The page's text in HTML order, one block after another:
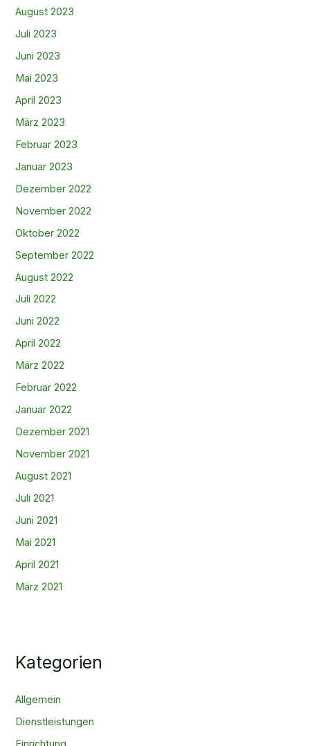
August 2023
Juli 2023
Juni 2023
Mai 2023
April 2023
März 2023
Februar 2023
Januar 2023
Dezember 2022
November 2022
Oktober 2022
September 2022
August 2022
Juli 2022
Juni 2022
April 2022
März 2022
Februar 2022
Januar 2022
Dezember 2021
November 2021
August 2021
Juli 2021
Juni 2021
Mai 2021
April 2021
März 2021
Kategorien
Allgemein
Dienstleistungen